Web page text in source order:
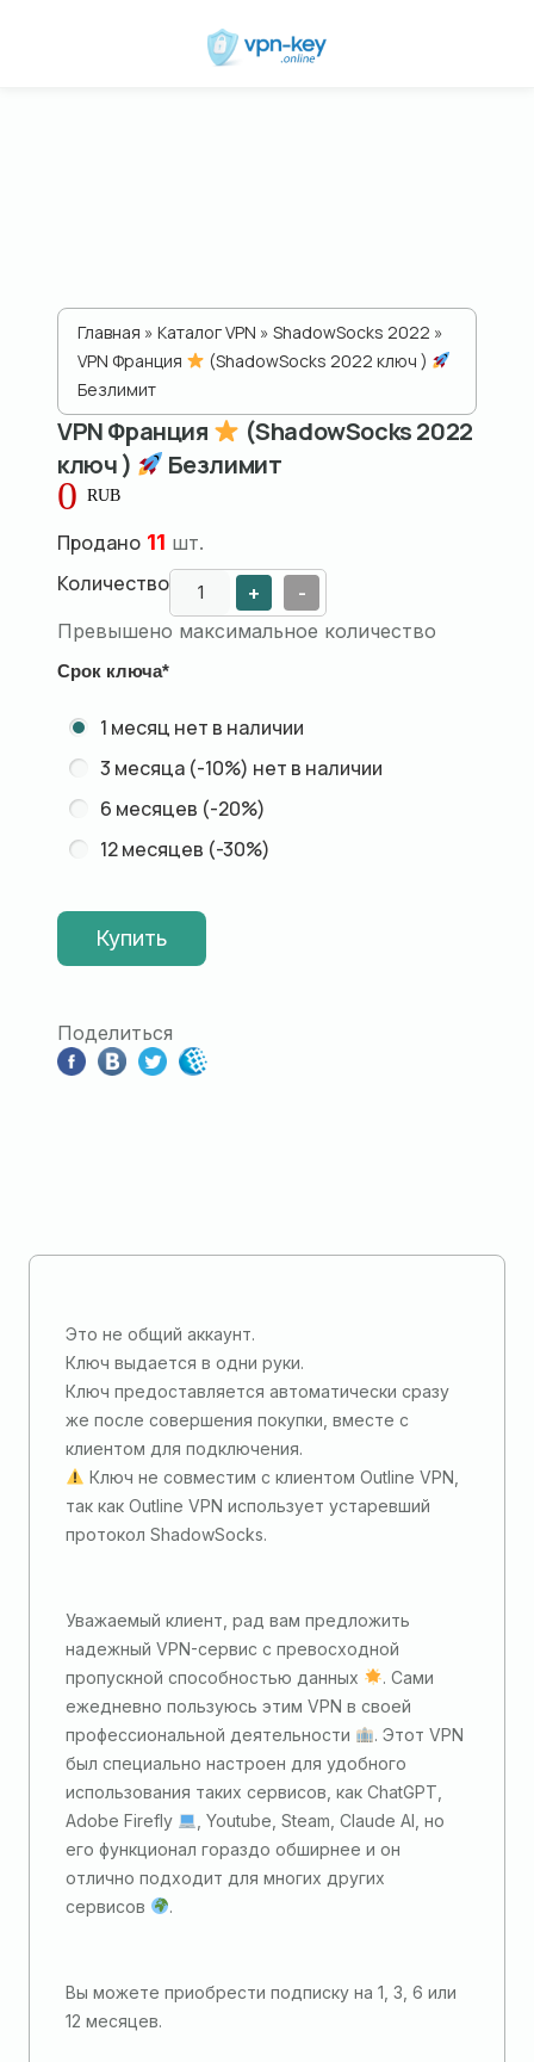
Главная » Каталог VPN » ShadowSocks 2022 »
VPN Франция
(ShadowSocks 2022 ключ )
Безлимит
VPN Франция
(ShadowSocks 2022
ключ )
Безлимит
0 RUB
Продано 11 шт.
Количество +
-
Превышено максимальное количество
Срок ключа*
1 месяц нет в наличии
3 месяца (-10%) нет в наличии
6 месяцев (-20%)
12 месяцев (-30%)
Купить
Поделиться
Это не общий аккаунт.
Ключ выдается в одни руки.
Ключ предоставляется автоматически сразу
же после совершения покупки, вместе с
клиентом для подключения.
Ключ не совместим с клиентом Outline VPN,
так как Outline VPN использует устаревший
протокол ShadowSocks.
Уважаемый клиент, рад вам предложить
надежный VPN-сервис с превосходной
пропускной способностью данных
. Сами
ежедневно пользуюсь этим VPN в своей
профессиональной деятельности
. Этот VPN
был специально настроен для удобного
использования таких сервисов, как ChatGPT,
Adobe Firefly
, Youtube, Steam, Claude AI, но
его функционал гораздо обширнее и он
отлично подходит для многих других
сервисов
.
Вы можете приобрести подписку на 1, 3, 6 или
12 месяцев.